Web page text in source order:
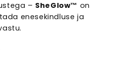
– SheGlow™ on
enesekindluse ja